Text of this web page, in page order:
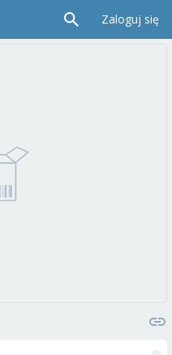
Zaloguj się